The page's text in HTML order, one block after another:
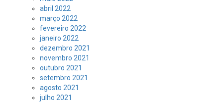
abril 2022
março 2022
fevereiro 2022
janeiro 2022
dezembro 2021
novembro 2021
outubro 2021
setembro 2021
agosto 2021
julho 2021